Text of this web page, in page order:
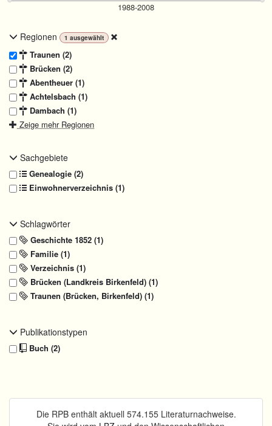
Regionen 1 ausgewählt
Traunen (2)
Brücken (2)
Abentheuer (1)
Achtelsbach (1)
Dambach (1)
Zeige mehr Regionen
Sachgebiete
Genealogie (2)
Einwohnerverzeichnis (1)
Schlagwörter
Geschichte 1852 (1)
Familie (1)
Verzeichnis (1)
Brücken (Landkreis Birkenfeld) (1)
Traunen (Brücken, Birkenfeld) (1)
Publikationstypen
Buch (2)
Die RPB enthält aktuell 574.155 Literaturnachweise.